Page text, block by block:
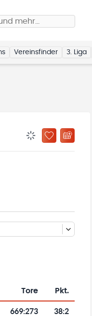
mehr…
Vereinsfinder 3. Liga
ZU „MEINE
Tore Pkt.
669:273 38:2